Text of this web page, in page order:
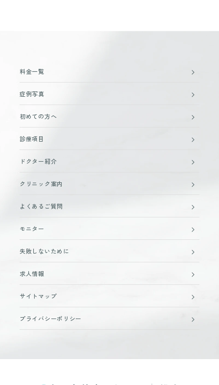
料金一覧
症例写真
初めての方へ
診療項目
ドクター紹介
クリニック案内
よくあるご質問
モニター
失敗しないために
求人情報
サイトマップ
プライバシーポリシー